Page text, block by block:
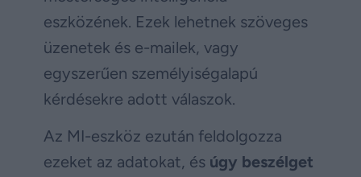
eszközének. Ezek lehetnek szöveges
üzenetek és e-mailek, vagy
egyszerűen személyiségalapú
kérdésekre adott válaszok.
Az MI-eszköz ezután feldolgozza
ezeket az adatokat, és úgy beszélget